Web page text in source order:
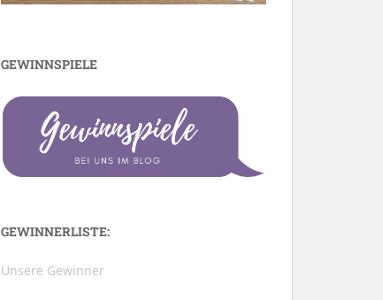
GEWINNSPIELE
GEWINNERLISTE:
Unsere Gewinner